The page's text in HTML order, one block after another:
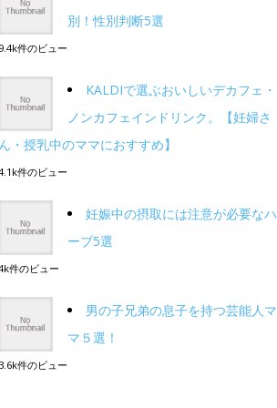
別！性別判断5選
件のビュー
KALDIで選ぶおいしいデカフェ・
ノンカフェインドリンク。【妊婦さ
・授乳中のママにおすすめ】
件のビュー
妊娠中の摂取には注意が必要なハ
ーブ5選
件のビュー
男の子兄弟の息子を持つ芸能人マ
マ５選！
件のビュー